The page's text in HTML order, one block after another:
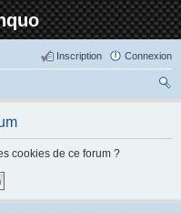
Connexion
Inscription
cookies de ce forum ?